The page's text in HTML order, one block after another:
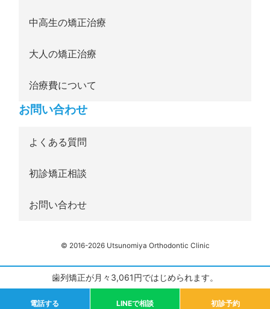
中高生の矯正治療
大人の矯正治療
治療費について
お問い合わせ
よくある質問
初診矯正相談
お問い合わせ
© 2016-2026 Utsunomiya Orthodontic Clinic
歯列矯正が月々3,061円ではじめられます。
電話する LINEで相談 初診予約